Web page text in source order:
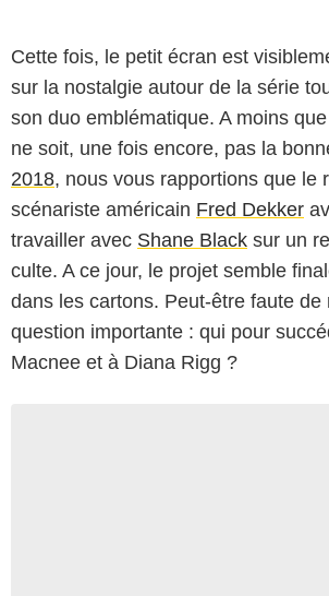
Cette fois, le petit écran est
sur la nostalgie autour de la série
son duo emblématique. A moins
ne soit, une fois encore, pas la
2018, nous vous rapportions que le
scénariste américain Fred Dekker
travailler avec Shane Black sur un
culte. A ce jour, le projet semble
dans les cartons. Peut-être faute de
question importante : qui pour
Macnee et à Diana Rigg ?